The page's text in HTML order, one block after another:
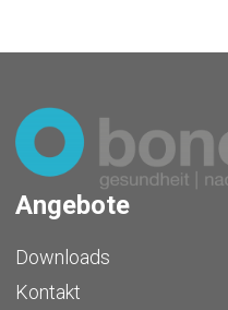
Angebote
Downloads
Kontakt